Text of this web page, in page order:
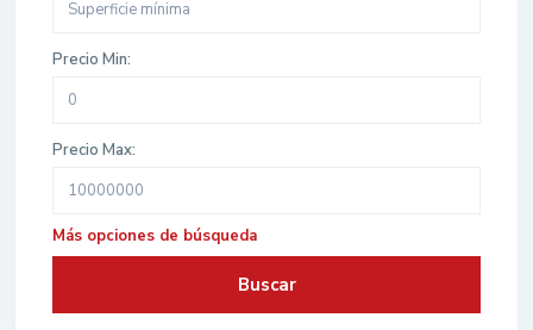
Precio Min:
Precio Max:
Más opciones de búsqueda
Buscar